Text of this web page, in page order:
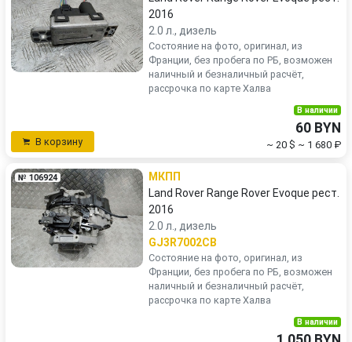
2016
2.0 л., дизель
Состояние на фото, оригинал, из
Франции, без пробега по РБ, возможен
наличный и безналичный расчёт,
рассрочка по карте Халва
В корзину
В наличии
60 BYN
~ 20 $ ~ 1 680 ₽
№ 106924
МКПП
Land Rover Range Rover Evoque рест.
2016
2.0 л., дизель
GJ3R7002CB
Состояние на фото, оригинал, из
Франции, без пробега по РБ, возможен
наличный и безналичный расчёт,
рассрочка по карте Халва
В наличии